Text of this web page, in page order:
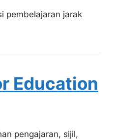
pembelajaran jarak
Education
pengajaran, sijil,